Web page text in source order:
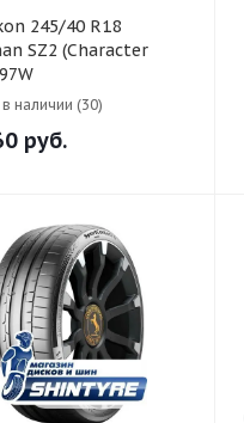
SZ2 (Character
в наличии (30)
руб.